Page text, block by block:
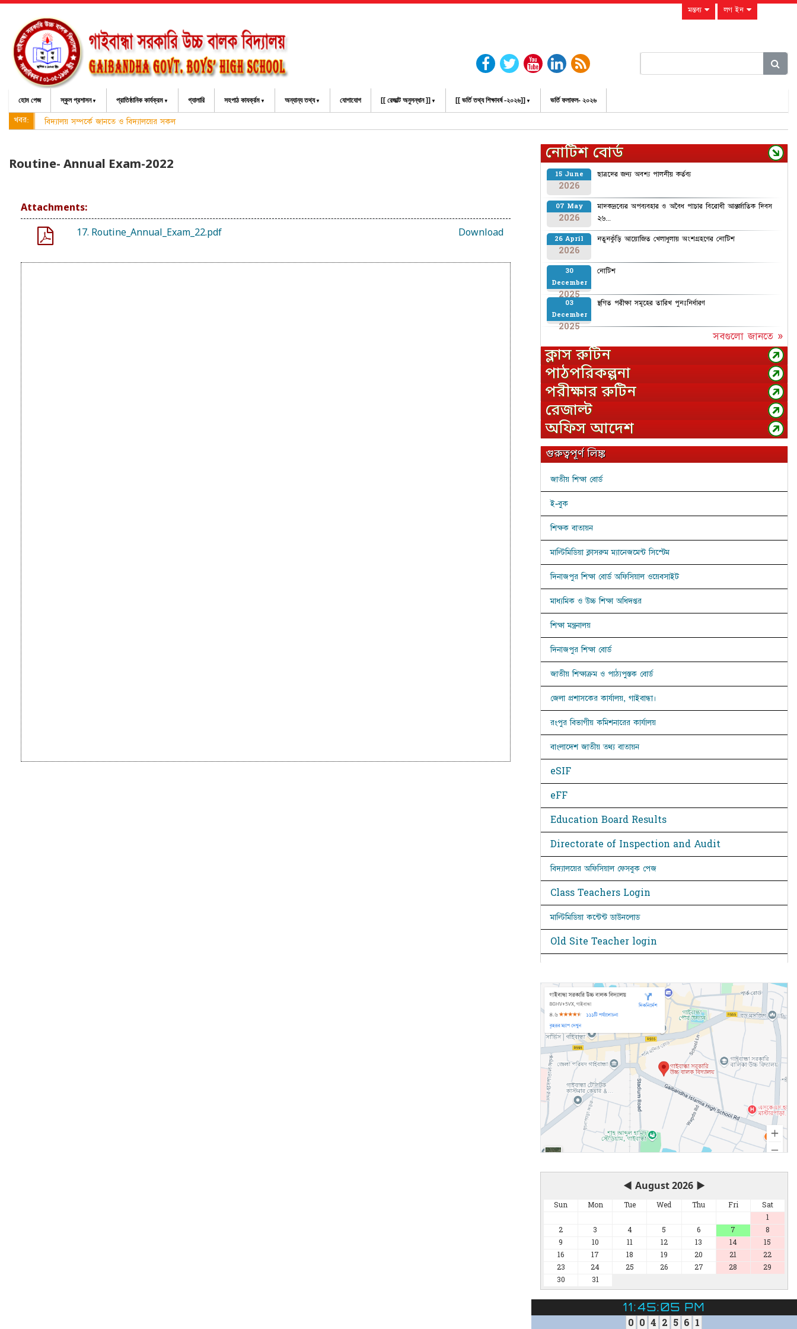
মন্তব্য লগ ইন
হোম পেজ স্কুল প্রশাসন প্রাতিষ্ঠানিক কার্যক্রম গ্যালারি সহপাঠ কাযর্ক্রম অন্যান্য তথ্য যোগাযোগ [[ রেজাল্ট অনুসন্ধান ]] [[ ভর্তি তথ্য শিক্ষাবর্ষ -২০২৬]] ভর্তি ফলাফল- ২০২৬
খবর: বিদ্যালয় সম্পর্কে জানতে ও বিদ্যালয়ের সকল তথ্য পেত
Routine- Annual Exam-2022
Attachments:
17. Routine_Annual_Exam_22.pdf
Download
নোটিশ বোর্ড
15 June
2026
ছাত্রদের জন্য অবশ্য পালনীয় কর্তব্য
07 May
2026
মাদকদ্রব্যের অপব্যবহার ও অবৈধ পাচার বিরোধী আন্তর্জাতিক দিবস
২৬...
26 April
2026
নতুনকুঁড়ি আয়োজিত খেলাধুলায় অংশগ্রহণের নোটিশ
30
December
2025
নোটিশ
03
December
2025
স্থগিত পরীক্ষা সমূহের তারিখ পুনঃনির্ধারণ
সবগুলো জানতে »
ক্লাস রুটিন
পাঠপরিকল্পনা
পরীক্ষার রুটিন
রেজাল্ট
অফিস আদেশ
গুরুত্বপূর্ণ লিঙ্ক
জাতীয় শিক্ষা বোর্ড
ই-বুক
শিক্ষক বাতায়ন
মাল্টিমিডিয়া ক্লাসরুম ম্যানেজমেন্ট সিস্টেম
দিনাজপুর শিক্ষা বোর্ড অফিসিয়াল ওয়েবসাইট
মাধ্যমিক ও উচ্চ শিক্ষা অধিদপ্তর
শিক্ষা মন্ত্রনালয়
দিনাজপুর শিক্ষা বোর্ড
জাতীয় শিক্ষাক্রম ও পাঠ্যপুস্তক বোর্ড
জেলা প্রশাসকের কার্যালয়, গাইবান্ধা।
রংপুর বিভাগীয় কমিশনারের কার্যালয়
বাংলাদেশ জাতীয় তথ্য বাতায়ন
eSIF
eFF
Education Board Results
Directorate of Inspection and Audit
বিদ্যালয়ের অফিসিয়াল ফেসবুক পেজ
Class Teachers Login
মাল্টিমিডিয়া কন্টেন্ট ডাউনলোড
Old Site Teacher login
◀ August 2026 ▶
Sun Mon Tue Wed Thu Fri
Sat
1
2
3 4 5 6 7
8
9
10 11 12 13 14
15
16
17 18 19 20 21
22
23
24 25 26 27 28
29
30
31
11:45:05 PM
0 0 4 2 5 6 1